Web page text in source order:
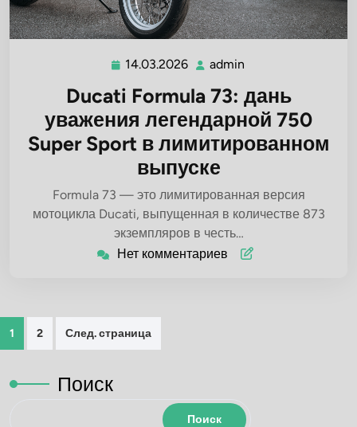
14.03.2026 14.03.2026
admin
Ducati Formula 73: дань
уважения легендарной 750
Super Sport в лимитированном
выпуске
Formula 73 — это лимитированная версия
мотоцикла Ducati, выпущенная в количестве 873
экземпляров в честь…
Нет комментариев
Пагинация
записей
1 2 След. страница
Поиск
Поиск